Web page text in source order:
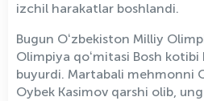
izchil harakatlar boshlandi.
Bugun Oʻzbekiston Milliy
Olimpiya qoʻmitasi Bosh
buyurdi. Martabali mehmonni
Oybek Kasimov qarshi olib,